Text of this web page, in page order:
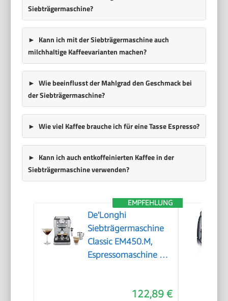
Siebträgermaschine?
Kann ich mit der Siebträgermaschine auch
milchhaltige Kaffeevarianten machen?
Wie beeinflusst der Mahlgrad den Geschmack bei
der Siebträgermaschine?
Wie viel Kaffee brauche ich für eine Tasse Espresso?
Kann ich auch entkoffeinierten Kaffee in der
Siebträgermaschine verwenden?
EMPFEHLUNG
De'Longhi
Siebträgermaschine
Classic EM450.M,
Espressomaschine mit
Vollmetallgehäuse, 15
122,89 €